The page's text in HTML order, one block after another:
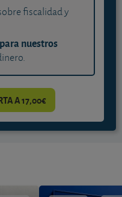
fiscalidad y
nuestros
A 17,00€